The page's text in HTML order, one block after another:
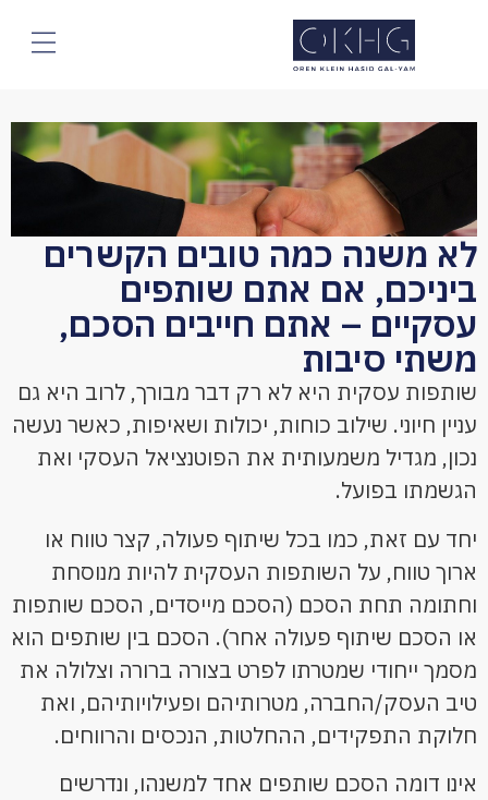
לא משנה כמה טובים הקשרים
ביניכם, אם אתם שותפים
עסקיים – אתם חייבים הסכם,
משתי סיבות
שותפות עסקית היא לא רק דבר מבורך, לרוב היא גם
עניין חיוני. שילוב כוחות, יכולות ושאיפות, כאשר נעשה
נכון, מגדיל משמעותית את הפוטנציאל העסקי ואת
הגשמתו בפועל.
יחד עם זאת, כמו בכל שיתוף פעולה, קצר טווח או
ארוך טווח, על השותפות העסקית להיות מנוסחת
וחתומה תחת הסכם (הסכם מייסדים, הסכם שותפות
או הסכם שיתוף פעולה אחר). הסכם בין שותפים הוא
מסמך ייחודי שמטרתו לפרט בצורה ברורה וצלולה את
טיב העסק/החברה, מטרותיהם ופעילויותיהם, ואת
חלוקת התפקידים, ההחלטות, הנכסים והרווחים.
אינו דומה הסכם שותפים אחד למשנהו, ונדרשים